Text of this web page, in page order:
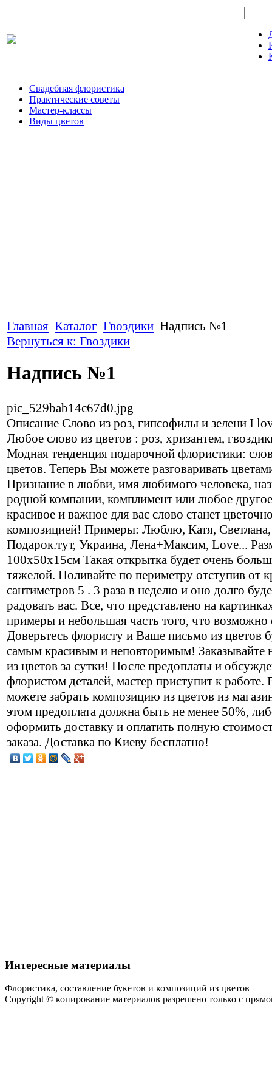
Свадебная флористика
Практические советы
Мастер-классы
Виды цветов
Главная Каталог Гвоздики Надпись №1
Вернуться к: Гвоздики
Надпись №1
pic_529bab14c67d0.jpg
Описание Слово из роз, гипсофилы и зелени I
Любое слово из цветов : роз, хризантем,
Модная тенденция подарочной флористики:
цветов. Теперь Вы можете разговаривать
Признание в любви, имя любимого человека,
родной компании, комплимент или любое другое
красивое и важное для вас слово станет
композицией! Примеры: Люблю, Катя, Светлана,
Подарок.тут, Украина, Лена+Максим, Love...
100х50х15см Такая открытка будет очень
тяжелой. Поливайте по периметру отступив от
сантиметров 5 . 3 раза в неделю и оно долго
радовать вас. Все, что представлено на
примеры и небольшая часть того, что возможно
Доверьтесь флористу и Ваше письмо из цветов
самым красивым и неповторимым! Заказывайте
из цветов за сутки! После предоплаты и
флористом деталей, мастер приступит к работе.
можете забрать композицию из цветов из
этом предоплата должна быть не менее 50%,
оформить доставку и оплатить полную
заказа. Доставка по Киеву бесплатно!
Интересные материалы
Флористика, составление букетов и композиций из цветов
Copyright © копирование материалов разрешено только с